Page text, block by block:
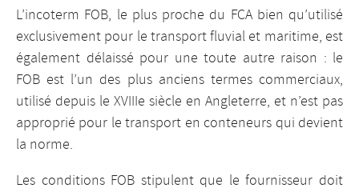
L’incoterm FOB, le plus proche du FCA bien qu’utilisé
exclusivement pour le transport fluvial et maritime, est
également délaissé pour une toute autre raison : le
FOB est l’un des plus anciens termes commerciaux,
utilisé depuis le XVIIIe siècle en Angleterre, et n’est pas
approprié pour le transport en conteneurs qui devient
la norme.
Les conditions FOB stipulent que le fournisseur doit